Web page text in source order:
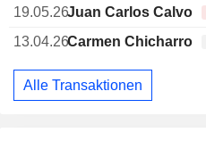
19.05.26Juan Carlos Calvo
13.04.26Carmen Chicharro
Alle Transaktionen